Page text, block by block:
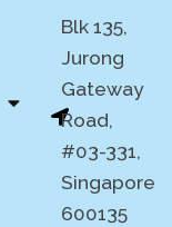
Blk 135,
Jurong
Gateway
Road,
#03-331,
Singapore
600135